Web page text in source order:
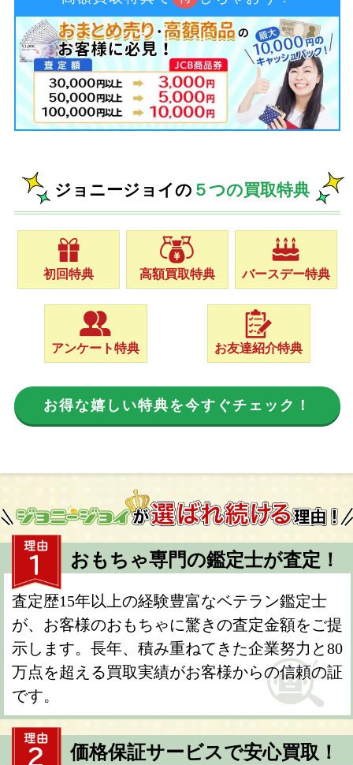
ジョニージョイの ５つの買取特典
初回特典 高額買取特典 バースデー特典
アンケート特典 お友達紹介特典
お得な嬉しい特典を今すぐチェック！
おもちゃ専門の鑑定士が査定！
査定歴15年以上の経験豊富なベテラン鑑定士
が、お客様のおもちゃに驚きの査定金額をご提
示します。長年、積み重ねてきた企業努力と80
万点を超える買取実績がお客様からの信頼の証
です。
価格保証サービスで安心買取！